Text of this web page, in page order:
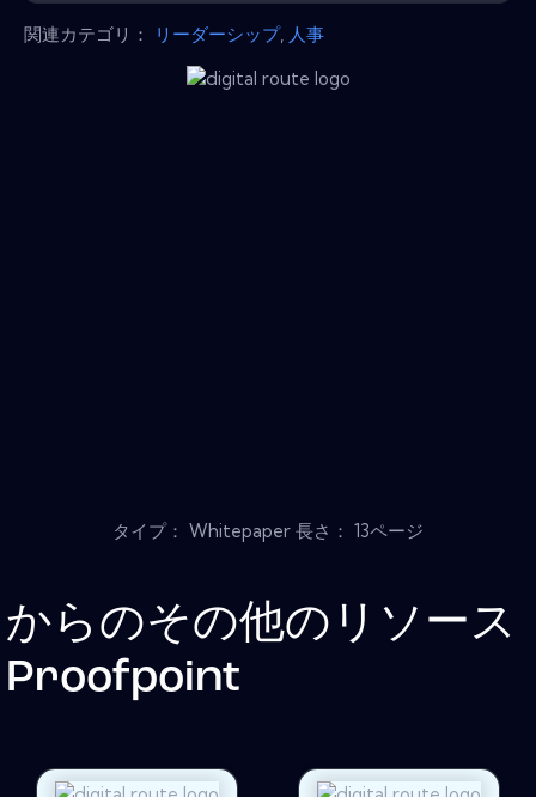
関連カテゴリ： リーダーシップ, 人事
タイプ： Whitepaper 長さ： 13ページ
からのその他のリソース
Proofpoint